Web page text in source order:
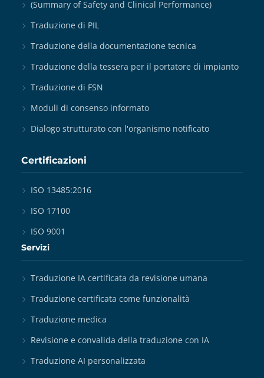
(Summary of Safety and Clinical Performance)
Traduzione di PIL
Traduzione della documentazione tecnica
Traduzione della tessera per il portatore di impianto
Traduzione di FSN
Moduli di consenso informato
Dialogo strutturato con l'organismo notificato
Certificazioni
ISO 13485:2016
ISO 17100
ISO 9001
Servizi
Traduzione IA certificata da revisione umana
Traduzione certificata come funzionalità
Traduzione medica
Revisione e convalida della traduzione con IA
Traduzione AI personalizzata